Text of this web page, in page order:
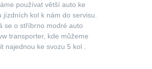
používat větší auto ke
jízdních kol k nám do servisu.
se o stříbrno modré auto
transporter, kde můžeme
najednou ke svozu 5 kol .